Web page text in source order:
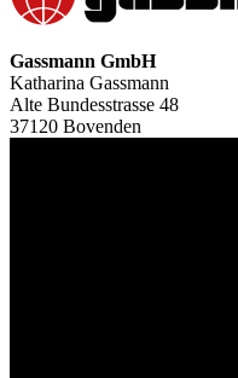
Gassmann GmbH
Katharina Gassmann
Alte Bundesstrasse 48
37120 Bovenden